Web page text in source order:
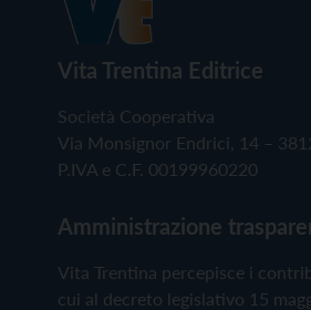
Vita Trentina Editrice
Società Cooperativa
Via Monsignor Endrici, 14 –
P.IVA e C.F. 00199960220
Amministrazione
Vita Trentina percepisce i
cui al decreto legislativo 15